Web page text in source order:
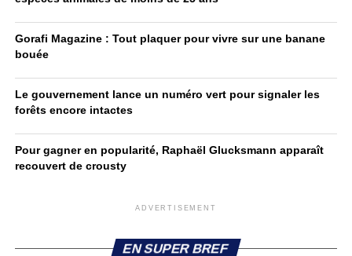
Gorafi Magazine : Tout plaquer pour vivre sur une banane
bouée
Le gouvernement lance un numéro vert pour signaler les
forêts encore intactes
Pour gagner en popularité, Raphaël Glucksmann apparaît
recouvert de crousty
ADVERTISEMENT
EN SUPER BREF